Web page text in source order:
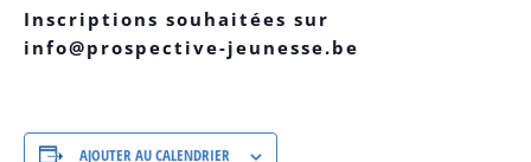
Inscriptions souhaitées sur
info@prospective-jeunesse.be
AJOUTER AU CALENDRIER